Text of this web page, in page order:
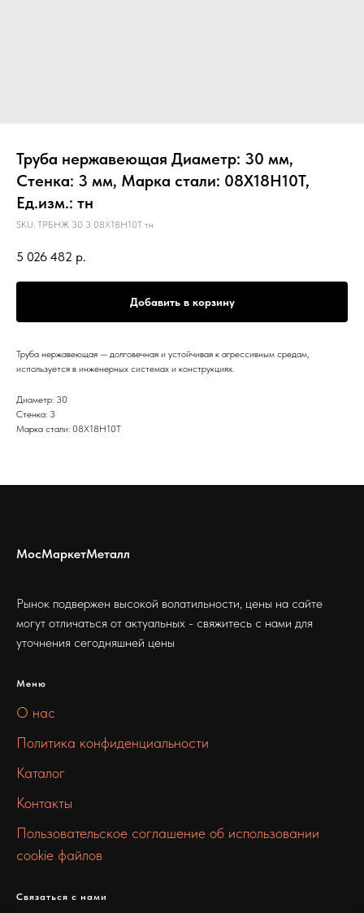
Труба нержавеющая Диаметр: 30 мм,
Стенка: 3 мм, Марка стали: 08Х18Н10Т,
Ед.изм.: тн
SKU: ТРБНЖ 30 3 08Х18Н10Т тн
5 026 482 р.
Добавить в корзину
Труба нержавеющая — долговечная и устойчивая к агрессивным средам,
используется в инженерных системах и конструкциях.
Диаметр: 30
Стенка: 3
Марка стали: 08Х18Н10Т
МосМаркетМеталл
Рынок подвержен высокой волатильности, цены на сайте
могут отличаться от актуальных - свяжитесь с нами для
уточнения сегодняшней цены
Меню
О нас
Политика конфиденциальности
Каталог
Контакты
Пользовательское соглашение об использовании
cookie файлов
Связаться с нами